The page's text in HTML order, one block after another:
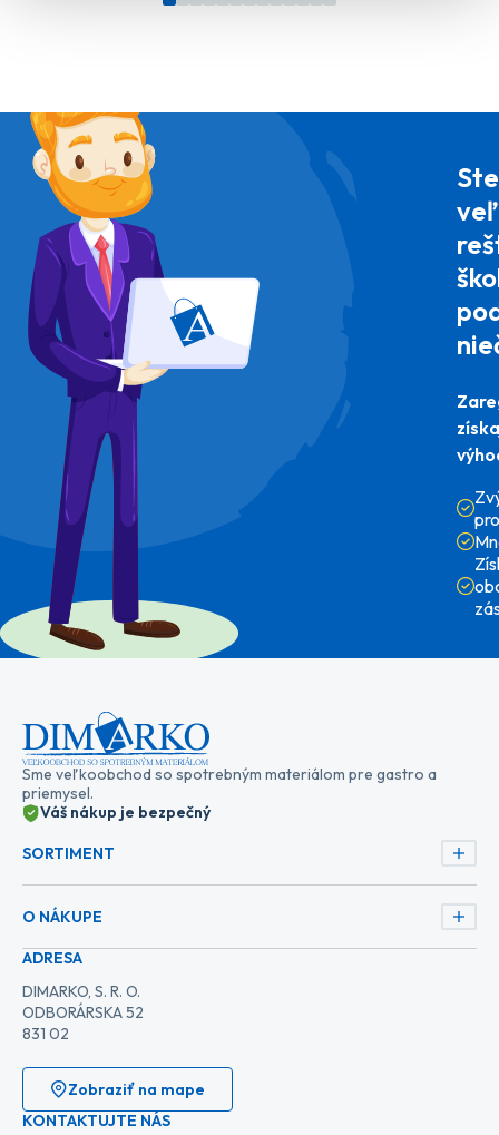
Ste
Sme veľkoobchod so spotrebným materiálom pre gastro a
priemysel.
Váš nákup je bezpečný
SORTIMENT
O NÁKUPE
ADRESA
DIMARKO, S. R. O.
ODBORÁRSKA 52
831 02
Zobraziť na mape
KONTAKTUJTE NÁS